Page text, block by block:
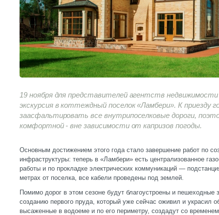
19 ноября для представителей агентств
экскурсия в коттеждный поселок «Ламбери». К приезду
заасфальтировать все внутрипоселковые дороги,
комфортной - вне зависимости от капризов погоды.
Основным достижением этого года стало завершение работ по
инфраструктуры: теперь в «Ламбери» есть централизованное
работы и по прокладке электрических коммуникаций —
метрах от поселка, все кабели проведены под землей.
Помимо дорог в этом сезоне будут благоустроены и пешеходные
созданию первого пруда, который уже сейчас оживил и украсил
высаженные в водоеме и по его периметру, создадут со